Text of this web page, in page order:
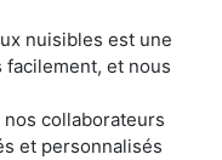
nuisibles est une
et nous
nos collaborateurs
et personnalisés